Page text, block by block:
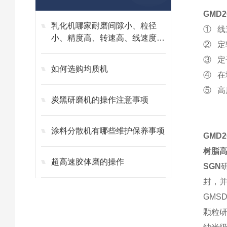
乳化机哪家耐磨间隙小、粒径
小、精度高、转速高、线速度
如何选购均质机
炭黑研磨机的操作注意事项
涂料分散机有哪些维护保养事项
超高速胶体磨的操作
GM
① 线
② 定
③ 定
④ 在
⑤ 高
GM
树脂
SGN
封，
颗粒